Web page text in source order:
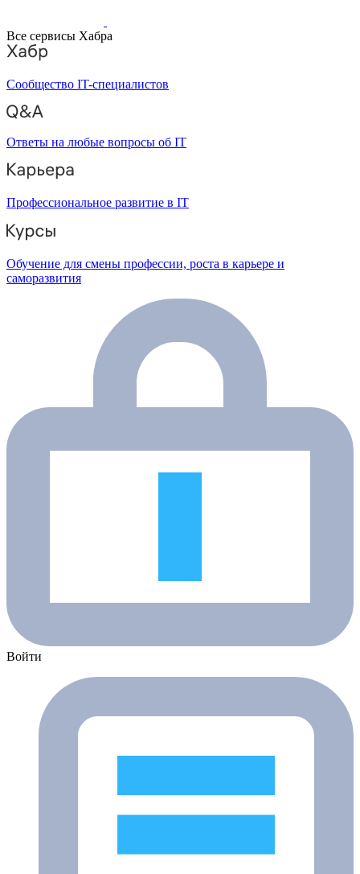
Все сервисы Хабра
Сообщество IT-специалистов
Ответы на любые вопросы об IT
Профессиональное развитие в IT
Обучение для смены профессии, роста в карьере и
саморазвития
Войти